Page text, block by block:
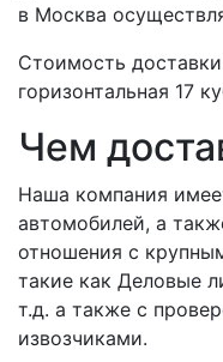
в Москва
Стоимость
горизонтальная 17
Чем
Наша компания
автомобилей, а
отношения с
такие как Деловые
т.д. а также с
извозчиками.